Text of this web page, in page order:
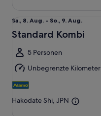
Sa.,
8.
bis
So.,
9.
Aug.
Sa., 8. Aug. - So., 9. Aug.
Standard Kombi
5 Personen
Unbegrenzte Kilometer
Hakodate Shi, JPN